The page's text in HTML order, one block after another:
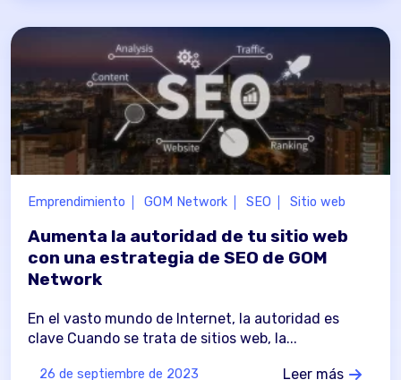
Emprendimiento GOM Network SEO Sitio web
Aumenta la autoridad de tu sitio web
con una estrategia de SEO de GOM
Network
En el vasto mundo de Internet, la autoridad es
clave Cuando se trata de sitios web, la...
26 de septiembre de 2023 Leer más